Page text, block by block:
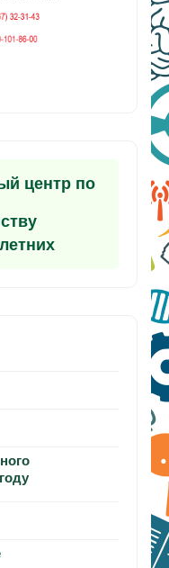
центр по